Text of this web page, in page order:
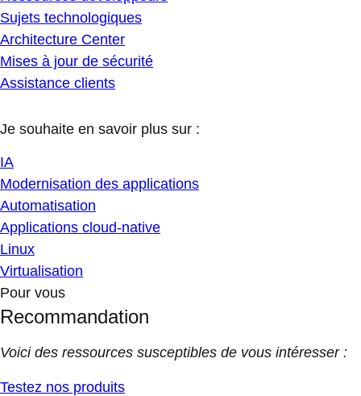
Sujets technologiques
Architecture Center
Mises à jour de sécurité
Assistance clients
Je souhaite en savoir plus sur :
IA
Modernisation des applications
Automatisation
Applications cloud-native
Linux
Virtualisation
Pour vous
Recommandation
Voici des ressources susceptibles de vous intéresser :
Testez nos produits